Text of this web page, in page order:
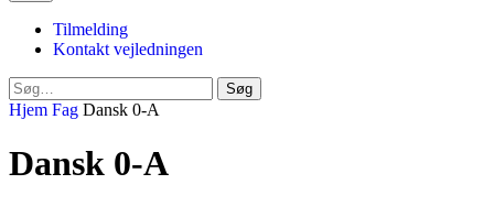
Tilmelding
Kontakt vejledningen
Luk
søgeformular
Søg
Hjem Fag Dansk 0-A
Dansk 0-A